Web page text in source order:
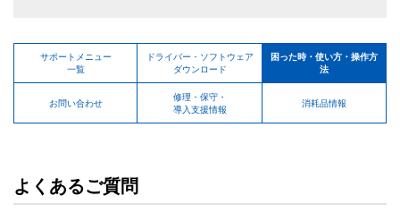
サポートメニュー
一覧
ドライバー・ソフトウェア
ダウンロード
困った時・使い方・操作方
法
お問い合わせ
修理・保守・
導入支援情報
消耗品情報
よくあるご質問